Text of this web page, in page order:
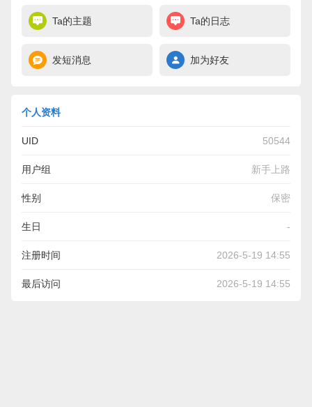
Ta的主题 Ta的日志
发短消息 加为好友
个人资料
UID 50544
用户组 新手上路
性别 保密
生日 -
注册时间 2026-5-19 14:55
最后访问 2026-5-19 14:55